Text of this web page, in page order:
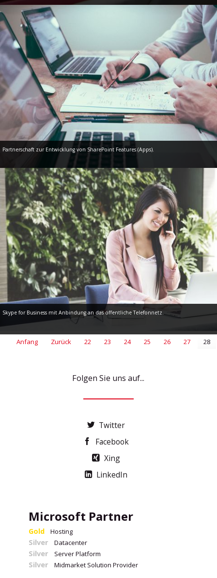
Partnerschaft zur Entwicklung von SharePoint Features (Apps).
Skype for Business mit Anbindung an das öffentliche Telefonnetz.
Anfang Zurück 22 23 24 25 26 27 28
Folgen Sie uns auf...
Twitter
Facebook
Xing
LinkedIn
Microsoft Partner
Gold Hosting
Silver Datacenter
Silver Server Platform
Silver Midmarket Solution Provider